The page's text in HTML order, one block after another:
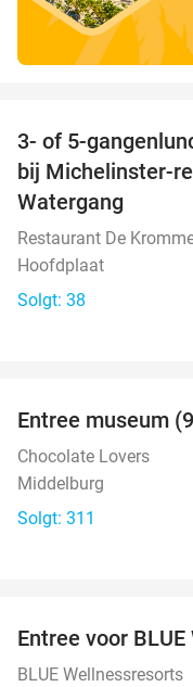
3- of 5-
bij Michelinster-
Watergang
Restaurant De
Hoofdplaat
Solgt: 38
Entree museum
Chocolate Lovers
Middelburg
Solgt: 311
Entree voor
BLUE Wellnessresorts